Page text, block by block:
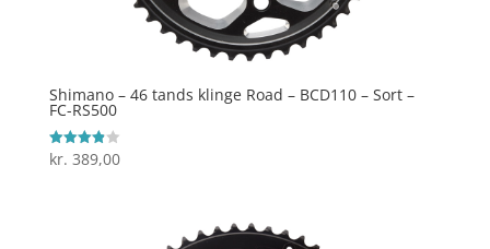
Shimano – 46 tands klinge Road – BCD110 – Sort –
FC-RS500
Vurderet
3.9
kr. 389,00